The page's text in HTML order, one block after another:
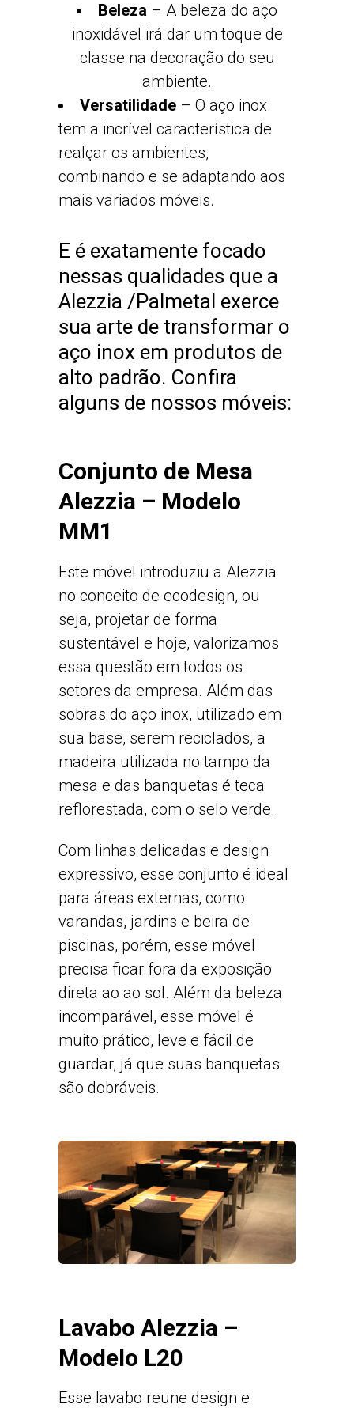
Beleza – A beleza do aço
inoxidável irá dar um toque de
classe na decoração do seu
ambiente.
Versatilidade – O aço inox
tem a incrível característica de
realçar os ambientes,
combinando e se adaptando aos
mais variados móveis.
E é exatamente focado
nessas qualidades que a
Alezzia /Palmetal exerce
sua arte de transformar o
aço inox em produtos de
alto padrão. Confira
alguns de nossos móveis:
Conjunto de Mesa
Alezzia – Modelo
MM1
Este móvel introduziu a Alezzia
no conceito de ecodesign, ou
seja, projetar de forma
sustentável e hoje, valorizamos
essa questão em todos os
setores da empresa. Além das
sobras do aço inox, utilizado em
sua base, serem reciclados, a
madeira utilizada no tampo da
mesa e das banquetas é teca
reflorestada, com o selo verde.
Com linhas delicadas e design
expressivo, esse conjunto é ideal
para áreas externas, como
varandas, jardins e beira de
piscinas, porém, esse móvel
precisa ficar fora da exposição
direta ao ao sol. Além da beleza
incomparável, esse móvel é
muito prático, leve e fácil de
guardar, já que suas banquetas
são dobráveis.
Lavabo Alezzia –
Modelo L20
Esse lavabo reune design e